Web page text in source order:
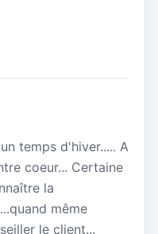
temps d'hiver..... A
coeur... Certaine
la
même
le client...